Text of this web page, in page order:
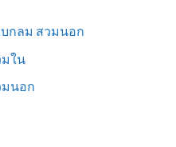
บกลม สวมนอก
มใน
มนอก